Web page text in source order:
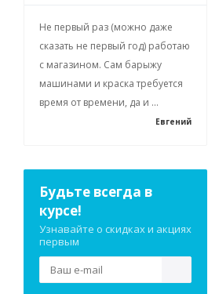
Не первый раз (можно даже
сказать не первый год) работаю
с магазином. Сам барыжу
машинами и краска требуется
время от времени, да и ...
Евгений
Будьте всегда в
курсе!
Узнавайте о скидках и акциях
первым